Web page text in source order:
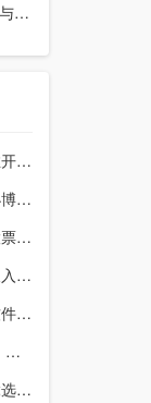
炒股初期必看！通达信常用界面之行情报价与分时图介绍
炒股必备常识：了解证券基础知识，推开股票市场大门
股票和期货市场实力投资者擅配资以小博大，顶配网优势尽显
股票入门知识：从沙丁鱼罐头炒卖看股票交易本质，你了解吗？
想做国际期货招商？美原油交易要点及入门指南请收好
股民常用电视获股市信息，涨乐理财软件或能满足更多需求？
本周沪指暴跌超 12%，救市行动展开，周五市场有何措施？
股民老张十余年沉浮股市，约谈地点竟选在开户超市门口？